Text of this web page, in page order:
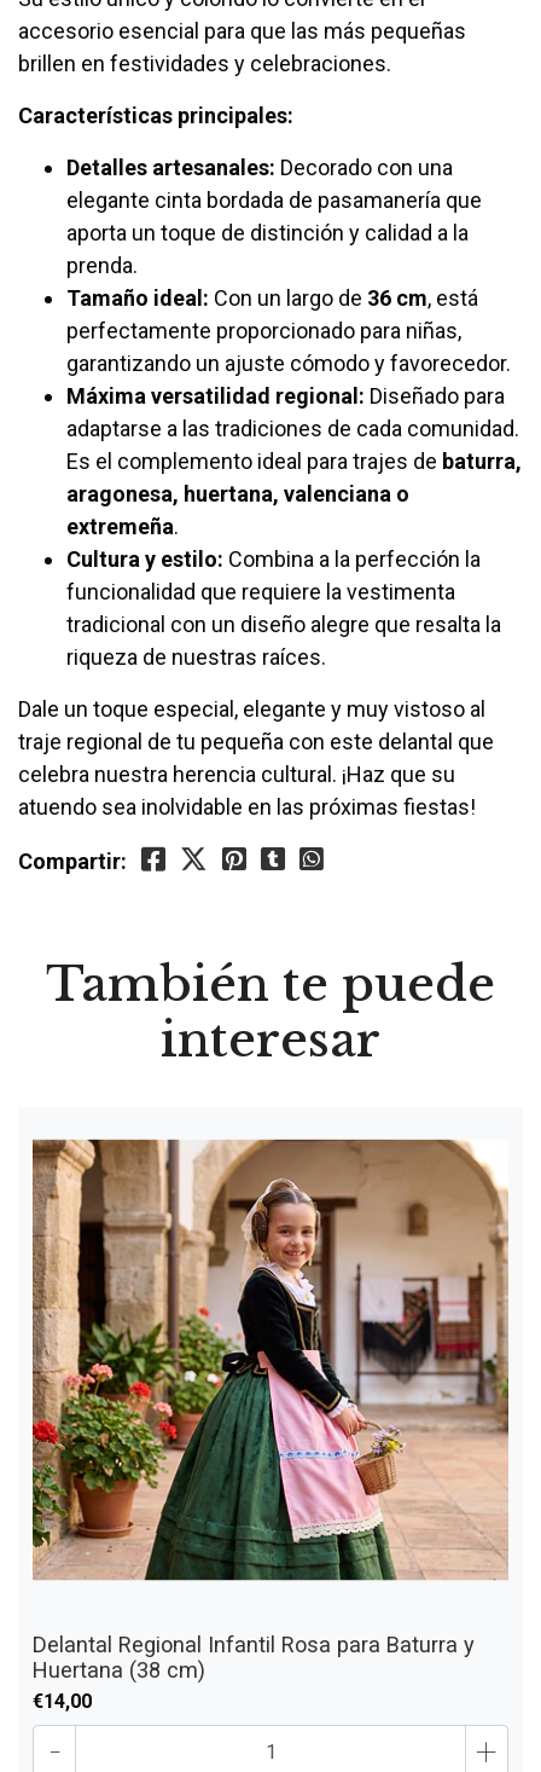
accesorio esencial para que las más pequeñas
brillen en festividades y celebraciones.
Características principales:
Detalles artesanales: Decorado con una
elegante cinta bordada de pasamanería que
aporta un toque de distinción y calidad a la
prenda.
Tamaño ideal: Con un largo de 36 cm, está
perfectamente proporcionado para niñas,
garantizando un ajuste cómodo y favorecedor.
Máxima versatilidad regional: Diseñado para
adaptarse a las tradiciones de cada comunidad.
Es el complemento ideal para trajes de baturra,
aragonesa, huertana, valenciana o
extremeña.
Cultura y estilo: Combina a la perfección la
funcionalidad que requiere la vestimenta
tradicional con un diseño alegre que resalta la
riqueza de nuestras raíces.
Dale un toque especial, elegante y muy vistoso al
traje regional de tu pequeña con este delantal que
celebra nuestra herencia cultural. ¡Haz que su
atuendo sea inolvidable en las próximas fiestas!
Compartir:
También te puede
interesar
Delantal Regional Infantil Rosa para Baturra y
Huertana (38 cm)
€14,00
- +